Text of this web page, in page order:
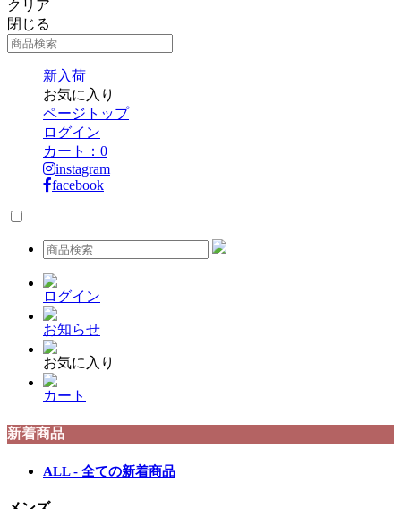
クリア
閉じる
新入荷
お気に入り
ページトップ
ログイン
カート： 0
instagram
facebook
ログイン
お知らせ
お気に入り
カート
新着商品
ALL - 全ての新着商品